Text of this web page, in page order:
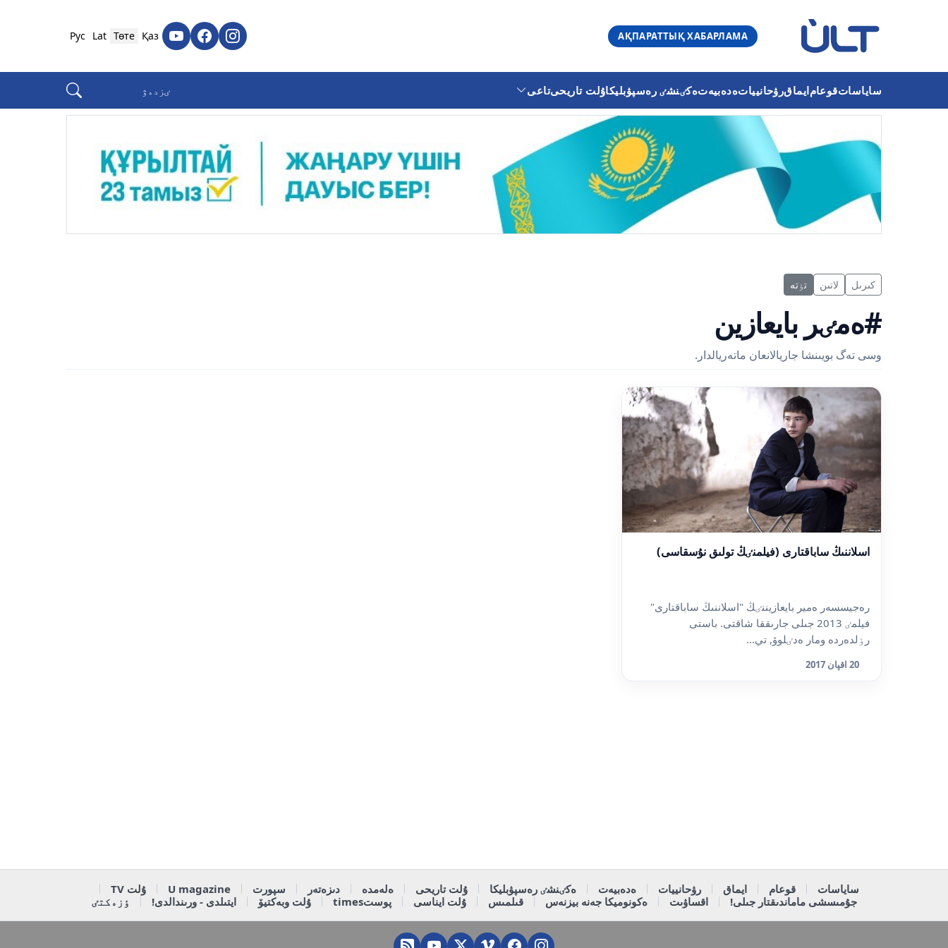
АҚПАРАТТЫҚ ХАБАРЛАМА
Қаз
Төте
Lat
Рус
ساياساتقوعامايماقرۋحانيياتەدەبيەتەكٸنشٸ رەسپۋبليكاۇلت تاريحىتاعى
كىرىل لاتىن تٶتە
#ەمٸر بايعازين
وسى تەگ بويىنشا جاريالانعان ماتەريالدار.
اسلاننىڭ ساباقتارى (فيلمنٸڭ تولىق نۇسقاسى)
رەجيسسەر ەمير بايعازيننٸڭ "اسلاننىڭ ساباقتارى"
فيلمٸ 2013 جىلى جارىققا شاقتى. باستى
رٶلدەردە ومار ەدٸلوۆ, تي...
20 اقپان 2017
ساياسات قوعام ايماق رۋحانييات ەدەبيەت ەكٸنشٸ رەسپۋبليكا ۇلت تاريحى ەلەمدە دىزەتەر سپورت U magazine
ۇلت TV
جۇمىسشى ماماندىقتار جىلى!
اقساۋىت ەكونوميكا جەنە بيزنەس قىلمىس ۇلت ايناسى پوستtimes ۇلت وبەكتيۆ ايتىلدى - ورىندالدى! ٶزەكتٸ